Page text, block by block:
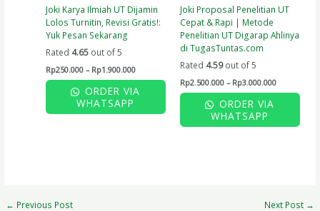
Joki Karya Ilmiah UT Dijamin
Lolos Turnitin, Revisi Gratis!:
Yuk Pesan Sekarang
Rated 4.65out of 5
Rp250.000 – Rp1.900.000
the
product
ORDER VIA
WHATSAPP
Joki Proposal Penelitian UT
Cepat & Rapi | Metode
Penelitian UT Digarap Ahlinya
di TugasTuntas.com
Rated 4.59out of 5
Rp2.500.000 – Rp3.000.000
the
page
ORDER VIA
WHATSAPP
← Previous Post Next Post →